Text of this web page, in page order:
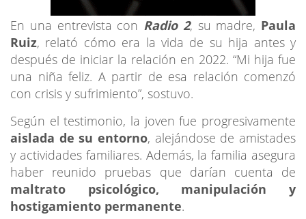
En una entrevista con Radio 2, su madre, Paula
Ruiz, relató cómo era la vida de su hija antes y
después de iniciar la relación en 2022. “Mi hija fue
una niña feliz. A partir de esa relación comenzó
con crisis y sufrimiento”, sostuvo.
Según el testimonio, la joven fue progresivamente
aislada de su entorno, alejándose de amistades
y actividades familiares. Además, la familia asegura
haber reunido pruebas que darían cuenta de
maltrato psicológico, manipulación y
hostigamiento permanente.